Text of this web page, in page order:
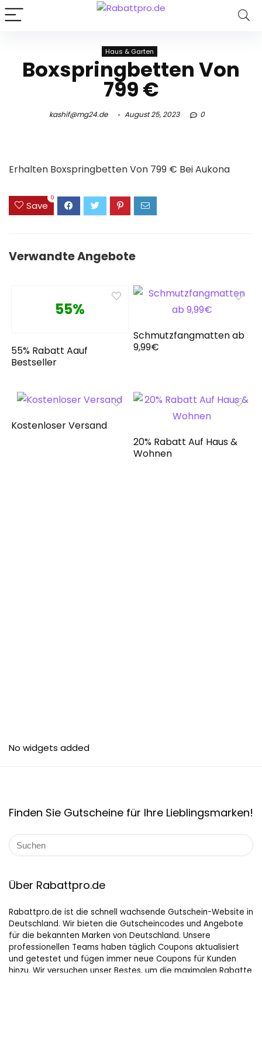
Haus & Garten
Boxspringbetten Von
799 €
kashif@mg24.de August 25, 2023 0
Erhalten Boxspringbetten Von 799 € Bei Aukona
Save
0
Verwandte Angebote
55%
55% Rabatt Aauf
Bestseller
Schmutzfangmatten ab
9,99€
Kostenloser Versand
20% Rabatt Auf Haus &
Wohnen
No widgets added
Finden Sie Gutscheine für Ihre Lieblingsmarken!
Über Rabattpro.de
Rabattpro.de ist die schnell wachsende Gutschein-Website in
Deutschland. Wir bieten die Gutscheincodes und Angebote
für die bekannten Marken von Deutschland. Unsere
professionellen Teams haben täglich Coupons aktualisiert
und getestet und fügen immer neue Coupons für Kunden
hinzu. Wir versuchen unser Bestes, um die maximalen Rabatte